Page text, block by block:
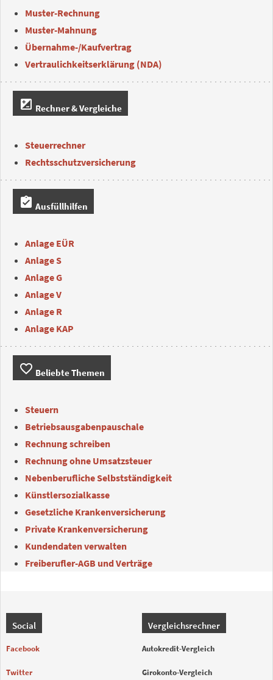
Muster-Rechnung
Muster-Mahnung
Übernahme-/Kaufvertrag
Vertraulichkeitserklärung (NDA)
iso Rechner & Vergleiche
Steuerrechner
Rechtsschutzversicherung
assignment_turned_in Ausfüllhilfen
Anlage EÜR
Anlage S
Anlage G
Anlage V
Anlage R
Anlage KAP
favorite_border Beliebte Themen
Steuern
Betriebsausgabenpauschale
Rechnung schreiben
Rechnung ohne Umsatzsteuer
Nebenberufliche Selbstständigkeit
Künstlersozialkasse
Gesetzliche Krankenversicherung
Private Krankenversicherung
Kundendaten verwalten
Freiberufler-AGB und Verträge
Social
Facebook
Twitter
Vergleichsrechner
Autokredit-Vergleich
Girokonto-Vergleich